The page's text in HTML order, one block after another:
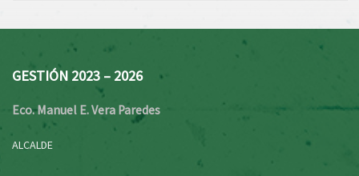
GESTIÓN 2023 – 2026
Eco. Manuel E. Vera Paredes
ALCALDE